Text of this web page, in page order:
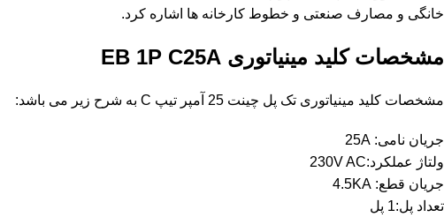
خانگی و مصارف صنعتی و خطوط کارخانه ها اشاره کرد.
مشخصاتکلید مینیاتوری EB 1P C25A
مشخصات کلید مینیاتوری تک پل چینت 25 آمپر تیپ C به شرح زیر می باشد:
جریان نامی: 25A
ولتاژ عملکرد:230V AC
جریان قطع: 4.5KA
تعداد پل:1 پل